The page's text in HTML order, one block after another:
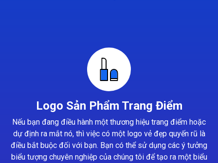
Logo Sản Phẩm Trang Điểm
Nếu bạn đang điều hành một thương hiệu trang điểm hoặc
dự định ra mắt nó, thì việc có một logo vẻ đẹp quyến rũ là
điều bắt buộc đối với bạn. Bạn có thể sử dụng các ý tưởng
biểu tượng chuyên nghiệp của chúng tôi để tạo ra một biểu